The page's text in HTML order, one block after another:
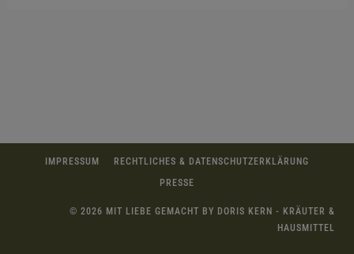
IMPRESSUM
RECHTLICHES & DATENSCHUTZERKLÄRUNG
PRESSE
© 2026 MIT LIEBE GEMACHT BY DORIS KERN - KRÄUTER &
HAUSMITTEL